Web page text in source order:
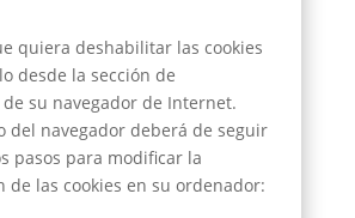
quiera deshabilitar las cookies
desde la sección de
su navegador de Internet.
del navegador deberá de seguir
pasos para modificar la
de las cookies en su ordenador: